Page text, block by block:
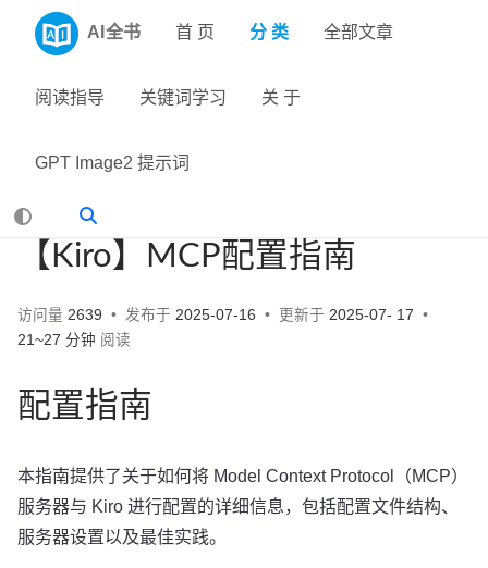
AI全书 首 页 分 类 全部文章
阅读指导 关键词学习 关 于
GPT Image2 提示词
【Kiro】MCP配置指南
访问量 2639 发布于 2025-07-16 更新于 2025-07- 17
21~27 分钟 阅读
配置指南
本指南提供了关于如何将 Model Context Protocol（MCP）
服务器与 Kiro 进行配置的详细信息，包括配置文件结构、
服务器设置以及最佳实践。